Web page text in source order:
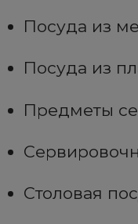
Посуда из
Посуда из
Предметы
Столовая